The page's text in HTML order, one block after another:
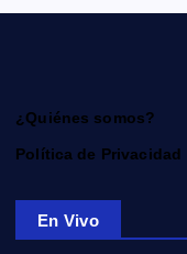
¿Quiénes somos?
Política de Privacidad
En Vivo